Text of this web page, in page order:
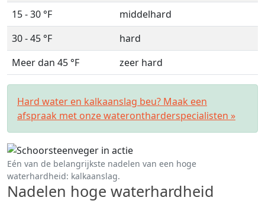
15 - 30 °F
middelhard
30 - 45 °F
hard
Meer dan 45 °F
zeer hard
Hard water en kalkaanslag beu? Maak een
afspraak met onze waterontharderspecialisten »
Eén van de belangrijkste nadelen van een hoge
waterhardheid: kalkaanslag.
Nadelen hoge waterhardheid